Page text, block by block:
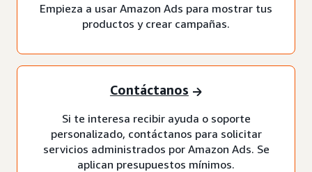
Empieza a usar Amazon Ads para mostrar tus
productos y crear campañas.
Contáctanos
Si te interesa recibir ayuda o soporte
personalizado, contáctanos para solicitar
servicios administrados por Amazon Ads. Se
aplican presupuestos mínimos.